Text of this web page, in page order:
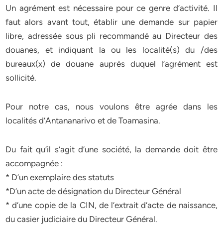
Un agrément est nécessaire pour ce genre d’activité. Il
faut alors avant tout, établir une demande sur papier
libre, adressée sous pli recommandé au Directeur des
douanes, et indiquant la ou les localité(s) du /des
bureaux(x) de douane auprès duquel l’agrément est
sollicité.
Pour notre cas, nous voulons être agrée dans les
localités d’Antananarivo et de Toamasina.
Du fait qu’il s’agit d’une société, la demande doit être
accompagnée :
* D’un exemplaire des statuts
*D’un acte de désignation du Directeur Général
* d’une copie de la CIN, de l’extrait d’acte de naissance,
du casier judiciaire du Directeur Général.